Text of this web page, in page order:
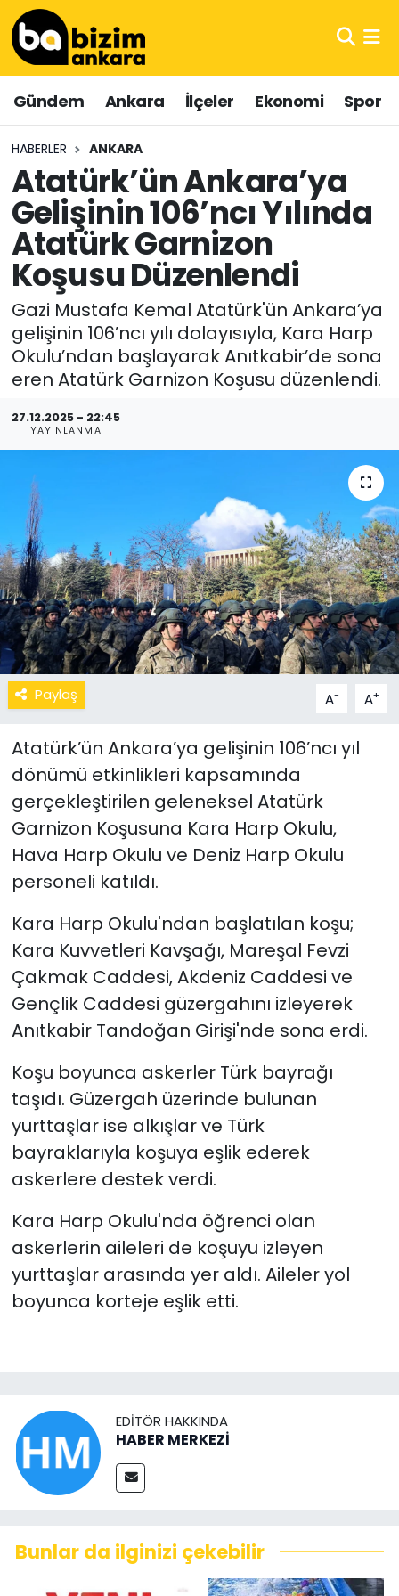
Gündem Ankara İlçeler Ekonomi Spor
HABERLER ANKARA
Atatürk’ün Ankara’ya
Gelişinin 106’ncı Yılında
Atatürk Garnizon
Koşusu Düzenlendi
Gazi Mustafa Kemal Atatürk'ün Ankara’ya
gelişinin 106’ncı yılı dolayısıyla, Kara Harp
Okulu’ndan başlayarak Anıtkabir’de sona
eren Atatürk Garnizon Koşusu düzenlendi.
27.12.2025 - 22:45
YAYINLANMA
Paylaş A- A+
Atatürk’ün Ankara’ya gelişinin 106’ncı yıl
dönümü etkinlikleri kapsamında
gerçekleştirilen geleneksel Atatürk
Garnizon Koşusuna Kara Harp Okulu,
Hava Harp Okulu ve Deniz Harp Okulu
personeli katıldı.
Kara Harp Okulu'ndan başlatılan koşu;
Kara Kuvvetleri Kavşağı, Mareşal Fevzi
Çakmak Caddesi, Akdeniz Caddesi ve
Gençlik Caddesi güzergahını izleyerek
Anıtkabir Tandoğan Girişi'nde sona erdi.
Koşu boyunca askerler Türk bayrağı
taşıdı. Güzergah üzerinde bulunan
yurttaşlar ise alkışlar ve Türk
bayraklarıyla koşuya eşlik ederek
askerlere destek verdi.
Kara Harp Okulu'nda öğrenci olan
askerlerin aileleri de koşuyu izleyen
yurttaşlar arasında yer aldı. Aileler yol
boyunca korteje eşlik etti.
EDITÖR HAKKINDA
HABER MERKEZİ
Bunlar da ilginizi çekebilir
Hava Durumu
Trafik Durumu
Süper Lig Puan Durumu ve Fikstür
Tüm Manşetler
Son Dakika Haberleri
Haber Arşivi